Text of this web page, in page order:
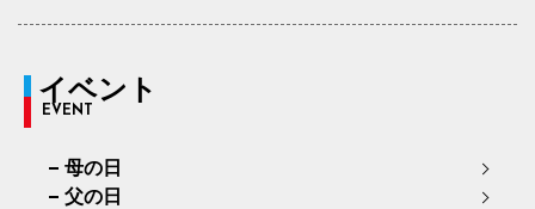
イベント
EVENT
母の日
父の日